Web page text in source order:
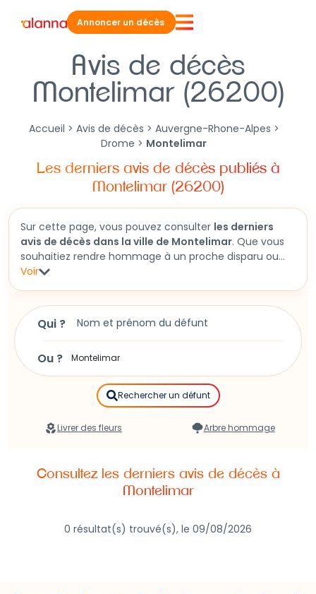
Annoncer un décès
Avis de décès
Montelimar (26200)
Accueil > Avis de décès > Auvergne-Rhone-Alpes >
Drome > Montelimar
Les derniers avis de décès publiés à
Montelimar (26200)
Sur cette page, vous pouvez consulter les derniers
avis de décès dans la ville de Montelimar. Que vous
souhaitiez rendre hommage à un proche disparu ou
obtenir des informations sur une cérémonie funéraire
informations détaillées sur les obsèques et des
instructions pour publier un avis de décès à
Voir
Qui ?
Ou ?
Rechercher un défunt
Livrer des fleurs Arbre hommage
Consultez les derniers avis de décès à
Montelimar
0 résultat(s) trouvé(s), le 09/08/2026